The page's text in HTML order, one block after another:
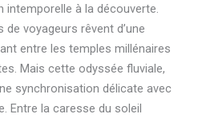
intemporelle à la découverte.
de voyageurs rêvent d’une
entre les temples millénaires
Mais cette odyssée fluviale,
synchronisation délicate avec
Entre la caresse du soleil